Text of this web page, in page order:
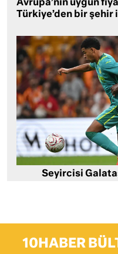
Avrupa’nın uygun
Türkiye’den bir
Seyircisi
10HABER